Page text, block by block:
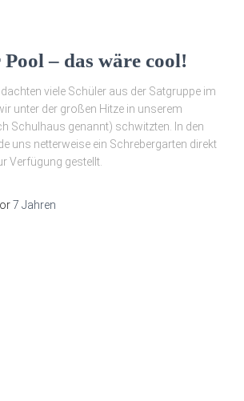
– das wäre cool!
viele Schüler aus der Satgruppe im
unter der großen Hitze in unserem
Schulhaus genannt) schwitzten. In den
uns netterweise ein Schrebergarten direkt
Verfügung gestellt.
7 Jahren